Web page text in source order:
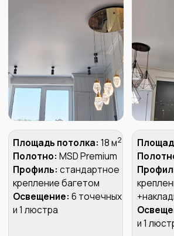
Сделает точный расчет
стоимости Вашего потолка
Зафиксируетстоимость и сроки
в договоре
И даже может сразу
принять
оплатупо терминалу